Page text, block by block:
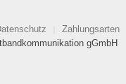
Zahlungsarten
gGmbH